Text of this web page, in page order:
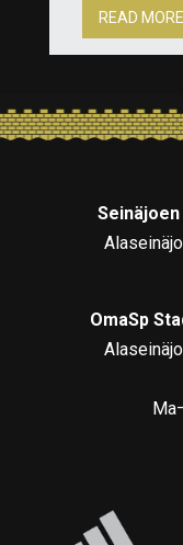
READ MORE
OmaSp